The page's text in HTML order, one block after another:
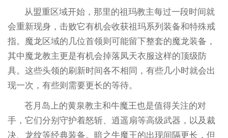
从盟重区域开始，那里的祖玛教主每过一段时间就
会重新现身，击败它有机会收获祖玛系列装备和特殊戒
指。魔龙区域的几位首领则可能留下整套的魔龙装备，
其中魔龙教主更是有机会掉落凤天衣服这样的顶级防
具。这些头领的刷新时间各不相同，有些几小时就会出
现一次，有些则需要更长的等待。
苍月岛上的黄泉教主和牛魔王也是值得关注的对
手，它们分别守护着怒斩、逍遥扇等高级武器，以及裁
决、龙纹等经典装备。暗之牛魔王的出现间隔更长，但